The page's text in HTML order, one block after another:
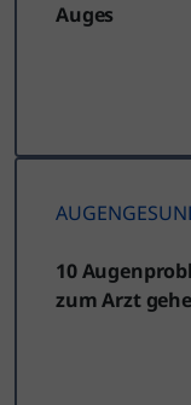
Auges
10
zum Arzt